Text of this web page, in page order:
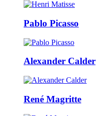
Pablo Picasso
Alexander Calder
René Magritte